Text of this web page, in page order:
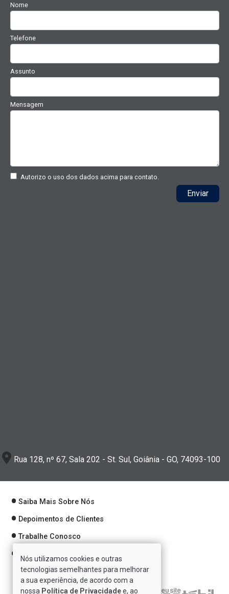
Nome
Telefone
Assunto
Mensagem
Autorizo o uso dos dados acima para contato.
Enviar
Rua 128, nº 67, Sala 202 - St. Sul, Goiânia - GO, 74093-100
Saiba Mais Sobre Nós
Depoimentos de Clientes
Trabalhe Conosco
Política de Privacidade
Nós utilizamos cookies e outras
tecnologias semelhantes para melhorar
a sua experiência, de acordo com a
nossa Política de Privacidadee, ao